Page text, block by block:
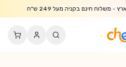
- משלוח חינם בקניה מעל 249 ש"ח